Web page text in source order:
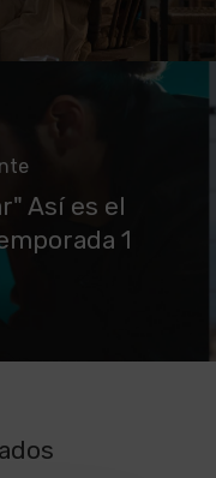
Así es el
1